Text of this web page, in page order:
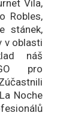
Vila,
Robles,
stánek,
v oblasti
náš
pro
Noche